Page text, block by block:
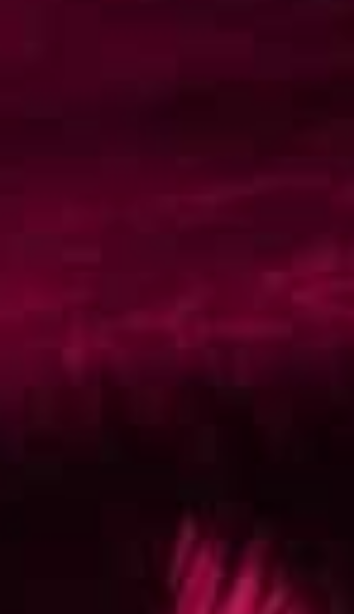
OUVREZ LES YEUX SUR